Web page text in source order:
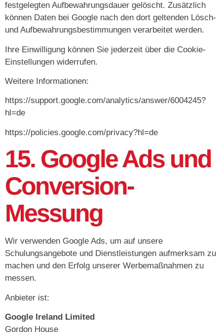
festgelegten Aufbewahrungsdauer gelöscht. Zusätzlich
können Daten bei Google nach den dort geltenden Lösch-
und Aufbewahrungsbestimmungen verarbeitet werden.
Ihre Einwilligung können Sie jederzeit über die Cookie-
Einstellungen widerrufen.
Weitere Informationen:
https://support.google.com/analytics/answer/6004245?
hl=de
https://policies.google.com/privacy?hl=de
15. Google Ads und
Conversion-
Messung
Wir verwenden Google Ads, um auf unsere
Schulungsangebote und Dienstleistungen aufmerksam zu
machen und den Erfolg unserer Werbemaßnahmen zu
messen.
Anbieter ist:
Google Ireland Limited
Gordon House